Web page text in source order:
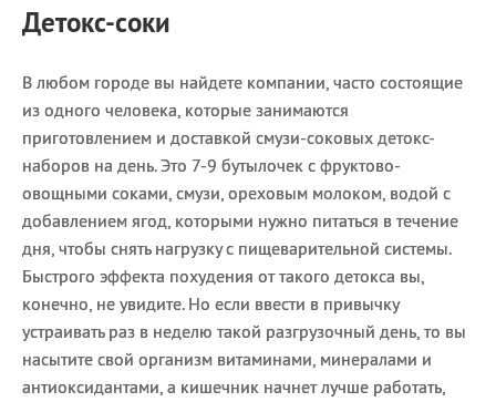
Детокс-соки
В любом городе вы найдете компании, часто состоящие
из одного человека, которые занимаются
приготовлением и доставкой смузи-соковых детокс-
наборов на день. Это 7-9 бутылочек с фруктово-
овощными соками, смузи, ореховым молоком, водой с
добавлением ягод, которыми нужно питаться в течение
дня, чтобы снять нагрузку с пищеварительной системы.
Быстрого эффекта похудения от такого детокса вы,
конечно, не увидите. Но если ввести в привычку
устраивать раз в неделю такой разгрузочный день, то вы
насытите свой организм витаминами, минералами и
антиоксидантами, а кишечник начнет лучше работать,